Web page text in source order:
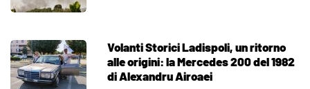
Volanti Storici Ladispoli, un ritorno
alle origini: la Mercedes 200 del 1982
di Alexandru Airoaei